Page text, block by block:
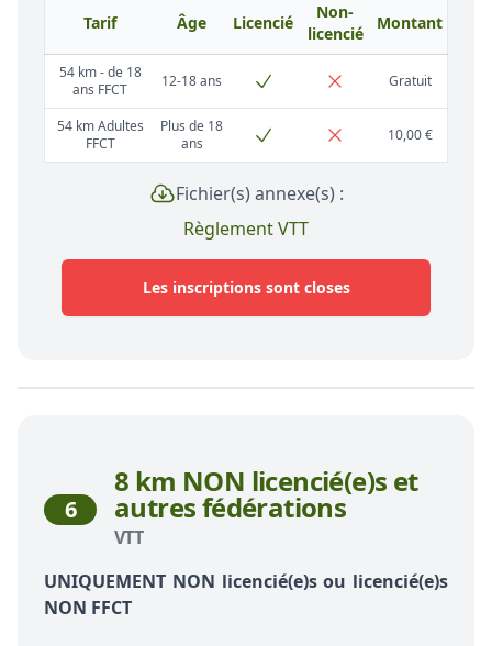
Tarif Âge Licencié
Non-
licencié
Montant
54 km - de 18
ans FFCT
12-18 ans Gratuit
54 km Adultes
FFCT
Plus de 18
ans
10,00 €
Fichier(s) annexe(s) :
Règlement VTT
Les inscriptions sont closes
6
8 km NON licencié(e)s et
autres fédérations
VTT
UNIQUEMENT NON licencié(e)s ou licencié(e)s
NON FFCT